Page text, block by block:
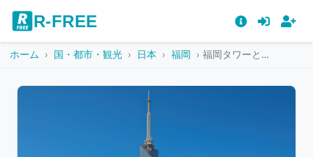
R-FREE
ホーム 国・都市・観光 日本 福岡 福岡タワーと青空に映えるガラス張りの高層建築